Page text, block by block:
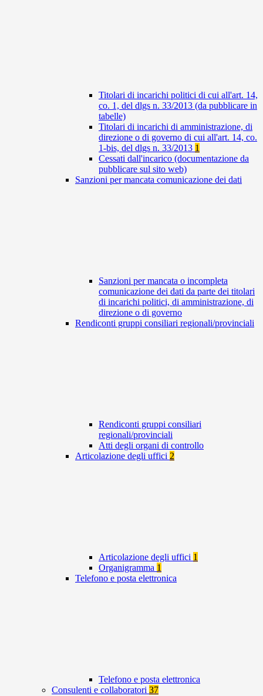
Titolari di incarichi politici di cui all'art. 14,
co. 1, del dlgs n. 33/2013 (da pubblicare in
tabelle)
Titolari di incarichi di amministrazione, di
direzione o di governo di cui all'art. 14, co.
1-bis, del dlgs n. 33/2013 1
Cessati dall'incarico (documentazione da
pubblicare sul sito web)
Sanzioni per mancata comunicazione dei dati
Sanzioni per mancata o incompleta
comunicazione dei dati da parte dei titolari
di incarichi politici, di amministrazione, di
direzione o di governo
Rendiconti gruppi consiliari regionali/provinciali
Rendiconti gruppi consiliari
regionali/provinciali
Atti degli organi di controllo
Articolazione degli uffici 2
Articolazione degli uffici 1
Organigramma 1
Telefono e posta elettronica
Telefono e posta elettronica
Consulenti e collaboratori 37